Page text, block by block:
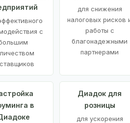
с
для снижения
налоговых рисков
работы с
благонадежными
партнерами
в
Диадок для
розницы
для ускорения